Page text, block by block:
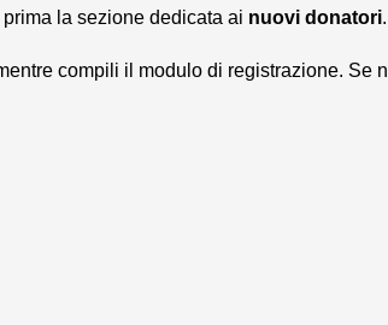
la sezione dedicata ai nuovi donatori.
compili il modulo di registrazione. Se